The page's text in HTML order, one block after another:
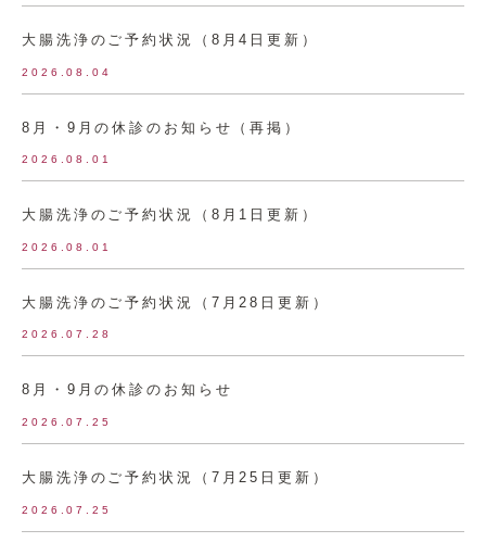
大腸洗浄のご予約状況（8月4日更新）
2026.08.04
8月・9月の休診のお知らせ（再掲）
2026.08.01
大腸洗浄のご予約状況（8月1日更新）
2026.08.01
大腸洗浄のご予約状況（7月28日更新）
2026.07.28
8月・9月の休診のお知らせ
2026.07.25
大腸洗浄のご予約状況（7月25日更新）
2026.07.25